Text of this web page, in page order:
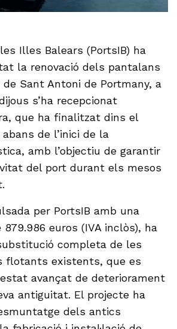
Illes Balears (PortsIB) ha
la renovació dels pantalans
Sant Antoni de Portmany, a
s’ha recepcionat
que ha finalitzat dins el
de l’inici de la
amb l’objectiu de garantir
del port durant els mesos
per PortsIB amb una
euros (IVA inclòs), ha
completa de les
flotants existents, que es
avançat de deteriorament
antiguitat. El projecte ha
dels antics